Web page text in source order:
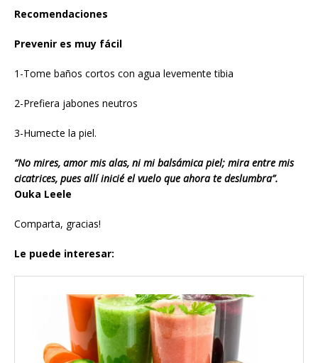
Recomendaciones
Prevenir es muy fácil
1-Tome baños cortos con agua levemente tibia
2-Prefiera jabones neutros
3-Humecte la piel.
“No mires, amor mis alas, ni mi balsámica piel; mira entre mis
cicatrices, pues allí inicié el vuelo que ahora te deslumbra”.
Ouka Leele
Comparta, gracias!
Le puede interesar: